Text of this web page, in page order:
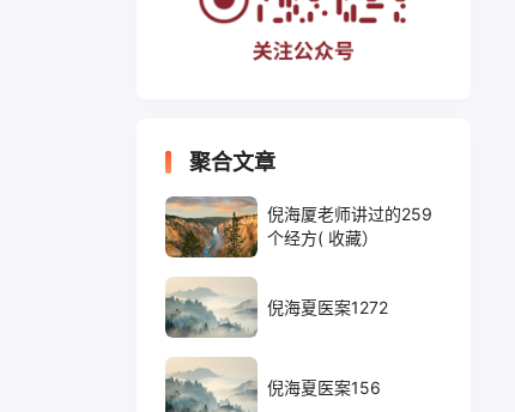
聚合文章
倪海厦老师讲过的259
个经方( 收藏）
倪海夏医案1272
倪海夏医案156